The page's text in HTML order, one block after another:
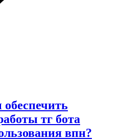
тг бота
впн?